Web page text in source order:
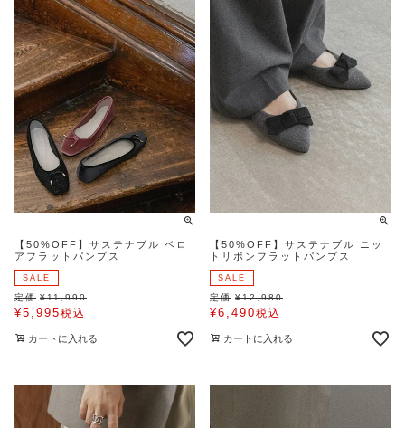
【50%OFF】サステナブル ベロ
アフラットパンプス
SALE
定価 ¥11,990
¥5,995税込
カートに入れる
【50%OFF】サステナブル ニッ
トリボンフラットパンプス
SALE
定価 ¥12,980
¥6,490税込
カートに入れる